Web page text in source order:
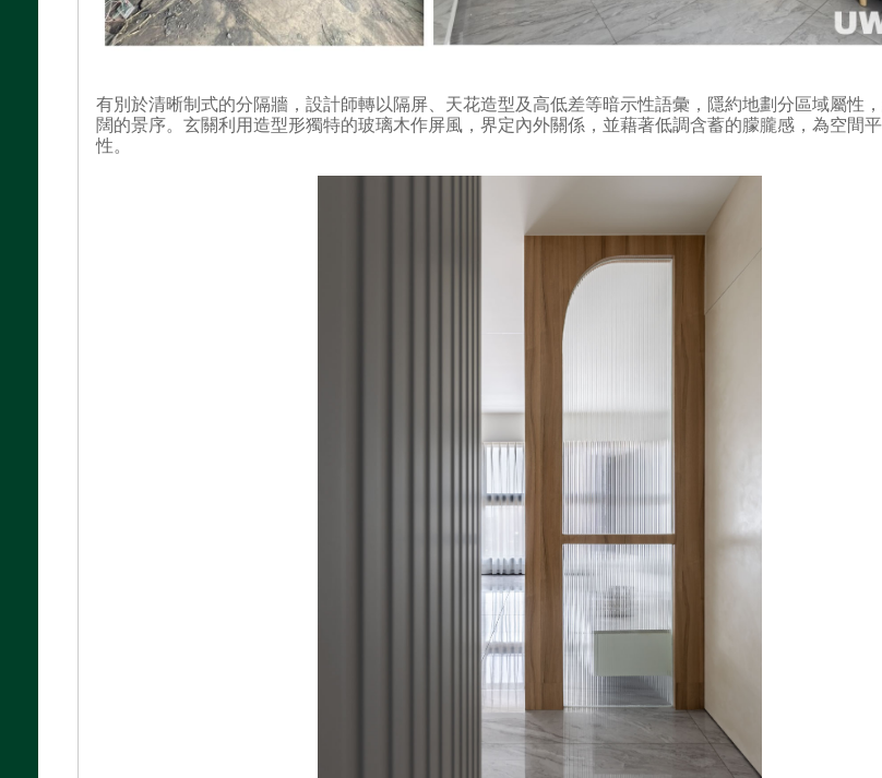
有別於清晰制式的分隔牆，設計師轉以隔屏、天花造型及高低差等暗示性語彙，隱約地劃分區域屬性
闊的景序。玄關利用造型形獨特的玻璃木作屏風，界定內外關係，並藉著低調含蓄的朦朧感，為空間
性。